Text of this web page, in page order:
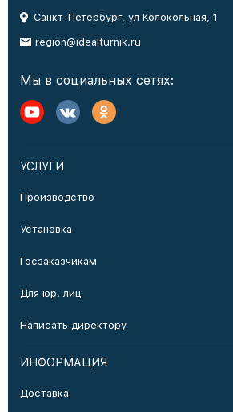
Санкт-Петербург, ул Колокольная, 1
region@idealturnik.ru
Мы в социальных сетях:
УСЛУГИ
Производство
Установка
Госзаказчикам
Для юр. лиц
Написать директору
ИНФОРМАЦИЯ
Доставка